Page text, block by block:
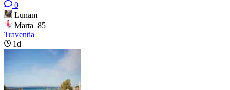
0
Lunam
Marta_85
Traventia
1d